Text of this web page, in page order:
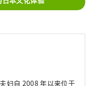
妇自 2008 年以来位于